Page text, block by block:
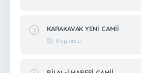
KARAKAVAK YENİ CAMİİ
8 ay önce